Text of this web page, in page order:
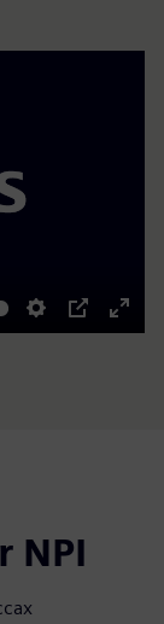
Settings
PIP
Enter
NPI